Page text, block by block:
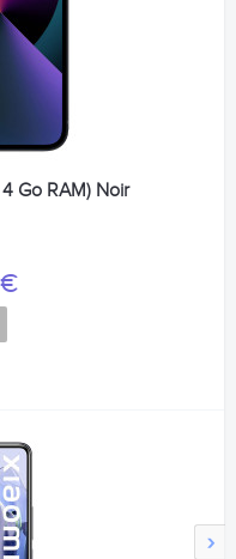
›
4 Go RAM) Noir